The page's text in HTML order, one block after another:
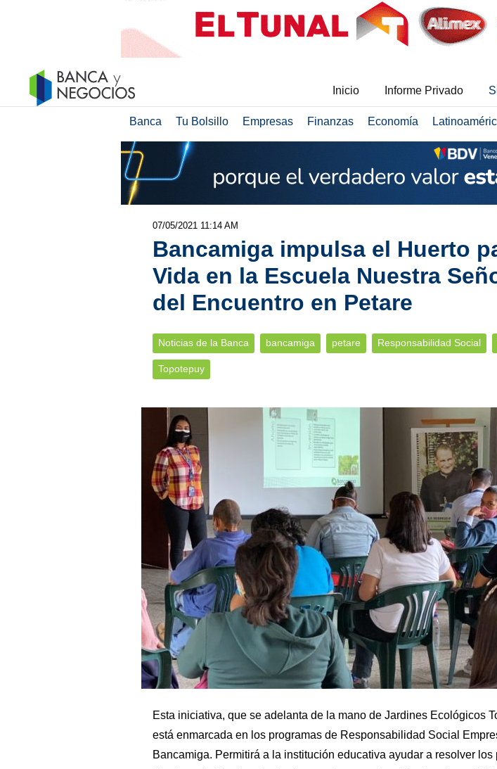
Inicio Informe Privado
Banca Tu Bolsillo Empresas Finanzas Economía
07/05/2021 11:14 AM
Bancamiga impulsa el Huerto
Vida en la Escuela Nuestra
del Encuentro en Petare
Noticias de la Banca bancamiga petare Responsabilidad Social
Topotepuy
Esta iniciativa, que se adelanta de la mano de Jardines Ecológicos
está enmarcada en los programas de Responsabilidad Social
Bancamiga. Permitirá a la institución educativa ayudar a resolver los